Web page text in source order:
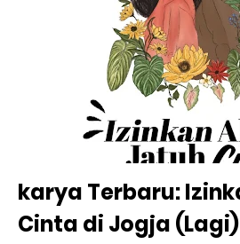
karya Terbaru:
Cinta di Jogja (Lagi)